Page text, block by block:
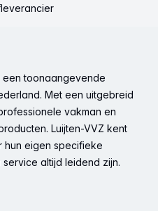
een toonaangevende
Met een uitgebreid
vakman en
Luijten-VVZ kent
hun eigen specifieke
altijd leidend zijn.